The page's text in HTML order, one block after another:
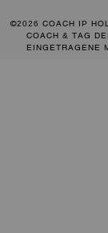
©2026 COACH IP
COACH & TAG
EINGETRAGENE